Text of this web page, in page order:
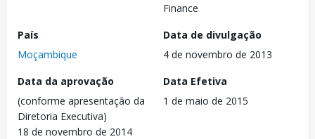
Finance
País
Moçambique
Data de divulgação
4 de novembro de 2013
Data da aprovação
(conforme apresentação da
Diretoria Executiva)
18 de novembro de 2014
Data Efetiva
1 de maio de 2015